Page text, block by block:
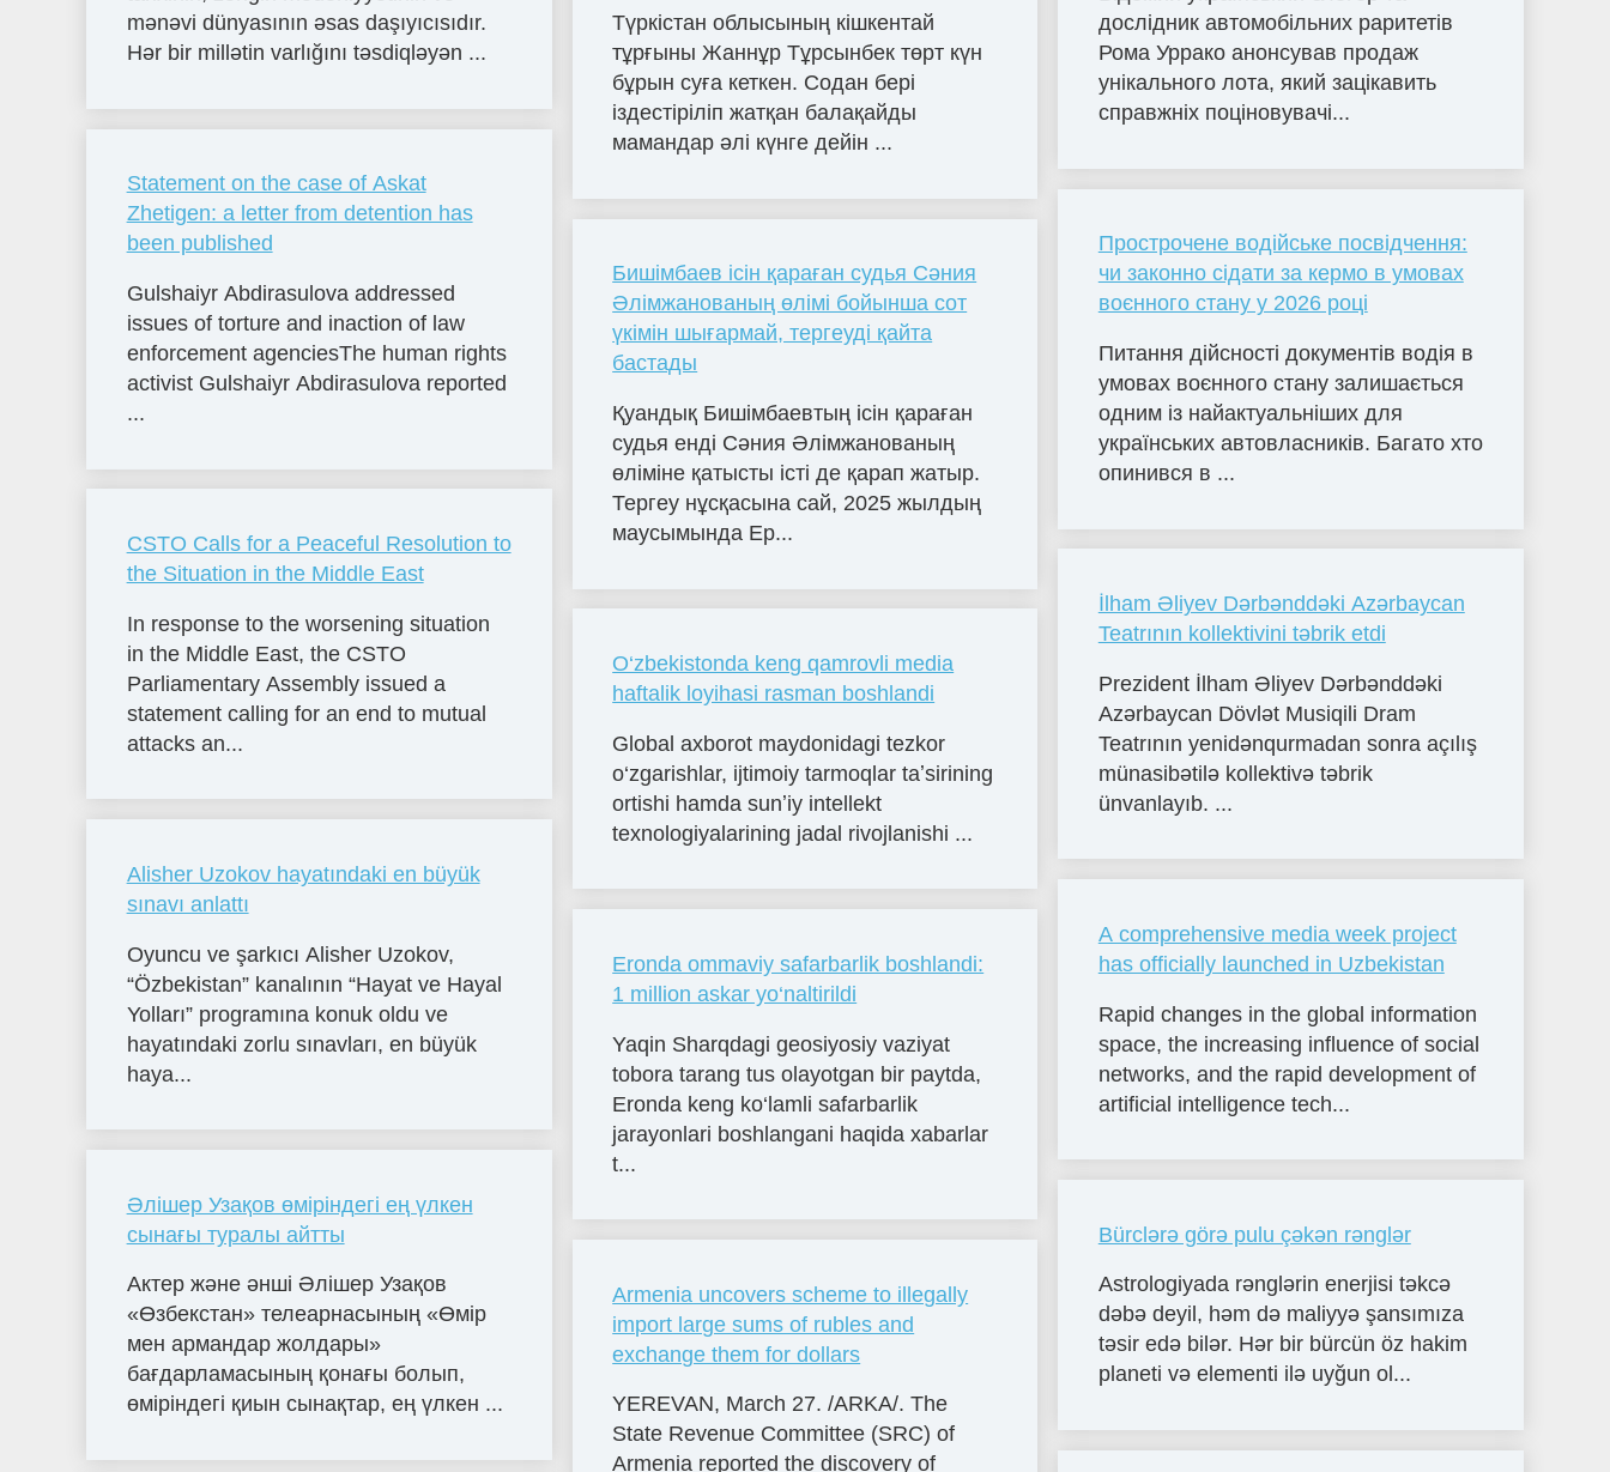
mənəvi dünyasının əsas daşıyıcısıdır.
Hər bir millətin varlığını təsdiqləyən ...
Statement on the case of Askat
Zhetigen: a letter from detention has
been published
Gulshaiyr Abdirasulova addressed
issues of torture and inaction of law
enforcement agenciesThe human rights
activist Gulshaiyr Abdirasulova reported
...
CSTO Calls for a Peaceful Resolution to
the Situation in the Middle East
In response to the worsening situation
in the Middle East, the CSTO
Parliamentary Assembly issued a
statement calling for an end to mutual
attacks an...
Alisher Uzokov hayatındaki en büyük
sınavı anlattı
Oyuncu ve şarkıcı Alisher Uzokov,
“Özbekistan” kanalının “Hayat ve Hayal
Yolları” programına konuk oldu ve
hayatındaki zorlu sınavları, en büyük
haya...
Әлішер Узақов өміріндегі ең үлкен
сынағы туралы айтты
Актер және әнші Әлішер Узақов
«Өзбекстан» телеарнасының «Өмір
мен армандар жолдары»
бағдарламасының қонағы болып,
өміріндегі қиын сынақтар, ең үлкен ...
Түркістан облысының кішкентай
тұрғыны Жаннұр Тұрсынбек төрт күн
бұрын суға кеткен. Содан бері
іздестіріліп жатқан балақайды
мамандар әлі күнге дейін ...
Бишімбаев ісін қараған судья Сәния
Әлімжанованың өлімі бойынша сот
үкімін шығармай, тергеуді қайта
бастады
Қуандық Бишімбаевтың ісін қараған
судья енді Сәния Әлімжанованың
өліміне қатысты істі де қарап жатыр.
Тергеу нұсқасына сай, 2025 жылдың
маусымында Ер...
O‘zbekistonda keng qamrovli media
haftalik loyihasi rasman boshlandi
Global axborot maydonidagi tezkor
o‘zgarishlar, ijtimoiy tarmoqlar taʼsirining
ortishi hamda sunʼiy intellekt
texnologiyalarining jadal rivojlanishi ...
Eronda ommaviy safarbarlik boshlandi:
1 million askar yo‘naltirildi
Yaqin Sharqdagi geosiyosiy vaziyat
tobora tarang tus olayotgan bir paytda,
Eronda keng ko‘lamli safarbarlik
jarayonlari boshlangani haqida xabarlar
t...
Armenia uncovers scheme to illegally
import large sums of rubles and
exchange them for dollars
YEREVAN, March 27. /ARKA/. The
State Revenue Committee (SRC) of
Armenia reported the discovery of
дослідник автомобільних раритетів
Рома Уррако анонсував продаж
унікального лота, який зацікавить
справжніх поціновувачі...
Прострочене водійське посвідчення:
чи законно сідати за кермо в умовах
воєнного стану у 2026 році
Питання дійсності документів водія в
умовах воєнного стану залишається
одним із найактуальніших для
українських автовласників. Багато хто
опинився в ...
İlham Əliyev Dərbənddəki Azərbaycan
Teatrının kollektivini təbrik etdi
Prezident İlham Əliyev Dərbənddəki
Azərbaycan Dövlət Musiqili Dram
Teatrının yenidənqurmadan sonra açılış
münasibətilə kollektivə təbrik
ünvanlayıb. ...
A comprehensive media week project
has officially launched in Uzbekistan
Rapid changes in the global information
space, the increasing influence of social
networks, and the rapid development of
artificial intelligence tech...
Bürclərə görə pulu çəkən rənglər
Astrologiyada rənglərin enerjisi təkcə
dəbə deyil, həm də maliyyə şansımıza
təsir edə bilər. Hər bir bürcün öz hakim
planeti və elementi ilə uyğun ol...